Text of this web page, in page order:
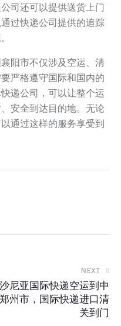
司还可以提供送货上门
过快递公司提供的追踪
阳市不仅涉及空运、清
严格遵守国际和国内的
递公司，可以让整个运
安全到达目的地。无论
通过这样的服务享受到
NEXT
尼亚国际快递空运到中
州市，国际快递进口清
关到门